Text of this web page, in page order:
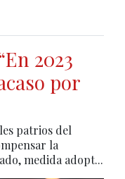
2023
por
patrios del
la
medida adopt...